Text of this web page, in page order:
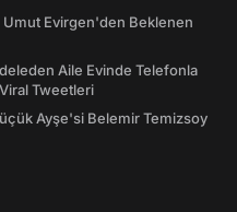
Evirgen'den Beklenen
Aile Evinde Telefonla
Tweetleri
Ayşe'si Belemir Temizsoy